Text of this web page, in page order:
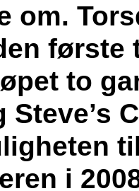
om.
første
to
i